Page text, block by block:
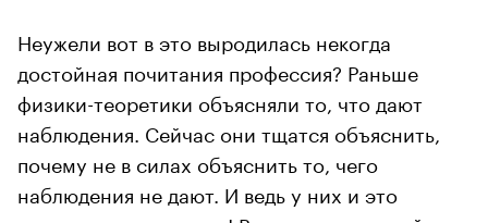
Неужели вот в это выродилась некогда
достойная почитания профессия? Раньше
физики-теоретики объясняли то, что дают
наблюдения. Сейчас они тщатся объяснить,
почему не в силах объяснить то, чего
наблюдения не дают. И ведь у них и это